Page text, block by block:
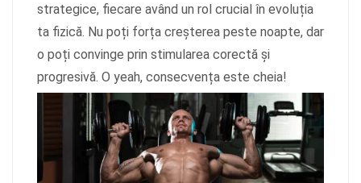
strategice, fiecare având un rol crucial în evoluția
ta fizică. Nu poți forța creșterea peste noapte, dar
o poți convinge prin stimularea corectă și
progresivă. O yeah, consecvența este cheia!